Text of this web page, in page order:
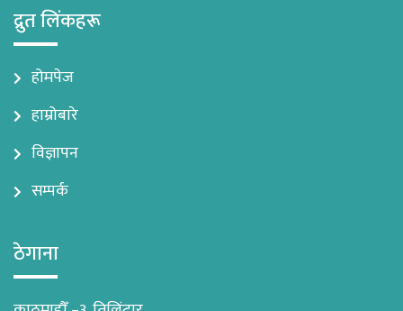
द्रुत लिंकहरू
होमपेज
हाम्रोबारे
विज्ञापन
सम्पर्क
ठेगाना